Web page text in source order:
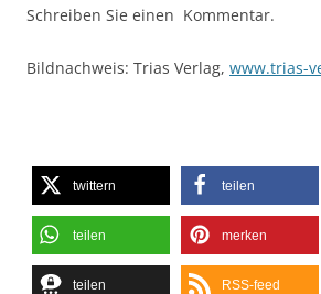
Schreiben Sie einen Kommentar.
Bildnachweis: Trias Verlag, www.trias-
twittern teilen
teilen merken
teilen RSS-feed